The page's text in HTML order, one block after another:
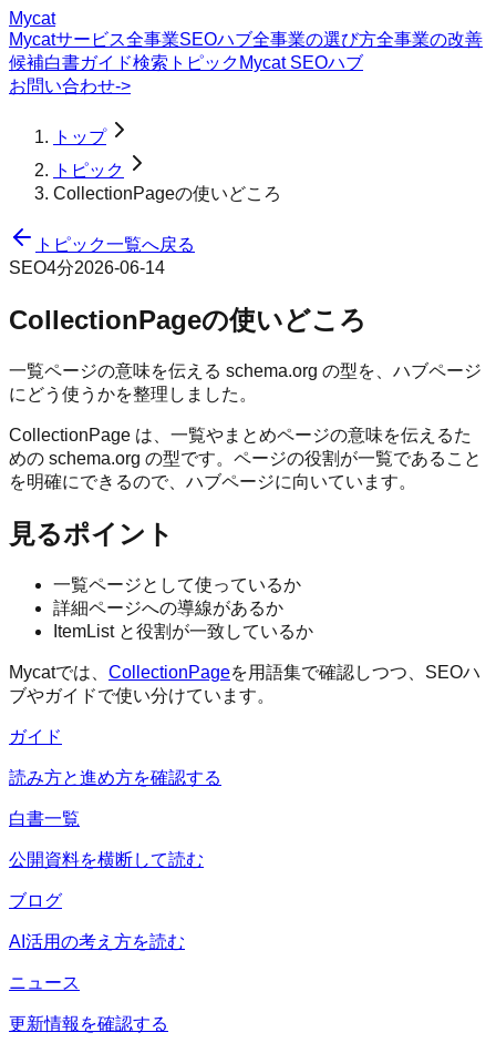
Mycat
Mycatサービス全事業SEOハブ全事業の選び方全事業の改善
候補白書ガイド検索トピック Mycat SEOハブ
お問い合わせ->
トップ
トピック
CollectionPageの使いどころ
トピック一覧へ戻る
SEO4分2026-06-14
CollectionPageの使いどころ
一覧ページの意味を伝える schema.org の型を、ハブページ
にどう使うかを整理しました。
CollectionPage は、一覧やまとめページの意味を伝えるた
めの schema.org の型です。ページの役割が一覧であること
を明確にできるので、ハブページに向いています。
見るポイント
一覧ページとして使っているか
詳細ページへの導線があるか
ItemList と役割が一致しているか
Mycatでは、 CollectionPageを用語集で確認しつつ、SEOハ
ブやガイドで使い分けています。
ガイド
読み方と進め方を確認する
白書一覧
公開資料を横断して読む
ブログ
AI活用の考え方を読む
ニュース
更新情報を確認する